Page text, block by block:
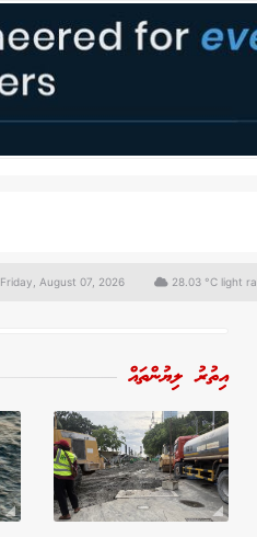
Friday, August 07, 2026 28.03 °C light
އިތުރު ލިޔުންތައް